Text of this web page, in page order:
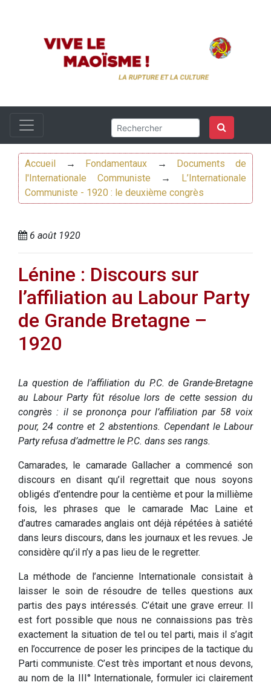
Accueil → Fondamentaux →
Documents de
l'Internationale Communiste →
L’Internationale
Communiste - 1920 : le deuxième congrès
6 août 1920
Lénine : Discours sur
l’affiliation au Labour Party
de Grande Bretagne –
1920
La question de l’affiliation du P.C. de Grande-Bretagne
au Labour Party fût résolue lors de cette session du
congrès : il se prononça pour l’affiliation par 58 voix
pour, 24 contre et 2 abstentions. Cependant le Labour
Party refusa d’admettre le P.C. dans ses rangs.
Camarades, le camarade Gallacher a commencé son
discours en disant qu’il regrettait que nous soyons
obligés d’entendre pour la centième et pour la millième
fois, les phrases que le camarade Mac Laine et
d’autres camarades anglais ont déjà répétées à satiété
dans leurs discours, dans les journaux et les revues. Je
considère qu’il n’y a pas lieu de le regretter.
La méthode de l’ancienne Internationale consistait à
laisser le soin de résoudre de telles questions aux
partis des pays intéressés. C’était une grave erreur. Il
est fort possible que nous ne connaissions pas très
exactement la situation de tel ou tel parti, mais il s’agit
en l’occurrence de poser les principes de la tactique du
Parti communiste. C’est très important et nous devons,
au nom de la III° Internationale, formuler ici clairement